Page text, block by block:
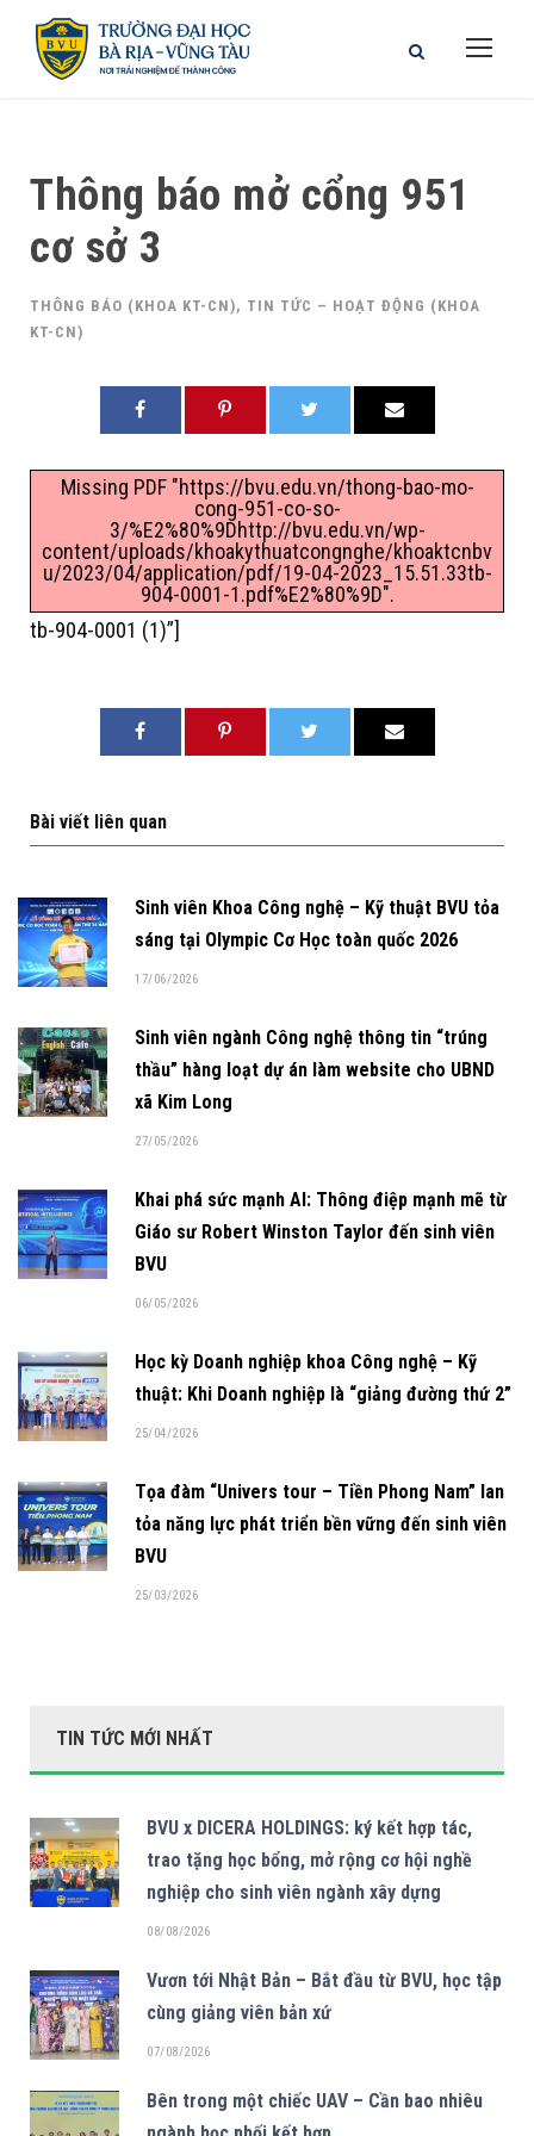
Thông báo mở cổng 951
cơ sở 3
THÔNG BÁO (KHOA KT-CN), TIN TỨC – HOẠT ĐỘNG (KHOA
KT-CN)
Missing PDF "https://bvu.edu.vn/thong-bao-mo-
cong-951-co-so-
3/%E2%80%9Dhttp://bvu.edu.vn/wp-
content/uploads/khoakythuatcongnghe/khoaktcnbv
u/2023/04/application/pdf/19-04-2023_15.51.33tb-
904-0001-1.pdf%E2%80%9D".
tb-904-0001 (1)”]
Bài viết liên quan
Sinh viên Khoa Công nghệ – Kỹ thuật BVU tỏa
sáng tại Olympic Cơ Học toàn quốc 2026
17/06/2026
Sinh viên ngành Công nghệ thông tin “trúng
thầu” hàng loạt dự án làm website cho UBND
xã Kim Long
27/05/2026
Khai phá sức mạnh AI: Thông điệp mạnh mẽ từ
Giáo sư Robert Winston Taylor đến sinh viên
BVU
06/05/2026
Học kỳ Doanh nghiệp khoa Công nghệ – Kỹ
thuật: Khi Doanh nghiệp là “giảng đường thứ 2”
25/04/2026
Tọa đàm “Univers tour – Tiền Phong Nam” lan
tỏa năng lực phát triển bền vững đến sinh viên
BVU
25/03/2026
TIN TỨC MỚI NHẤT
BVU x DICERA HOLDINGS: ký kết hợp tác,
trao tặng học bổng, mở rộng cơ hội nghề
nghiệp cho sinh viên ngành xây dựng
08/08/2026
Vươn tới Nhật Bản – Bắt đầu từ BVU, học tập
cùng giảng viên bản xứ
07/08/2026
Bên trong một chiếc UAV – Cần bao nhiêu